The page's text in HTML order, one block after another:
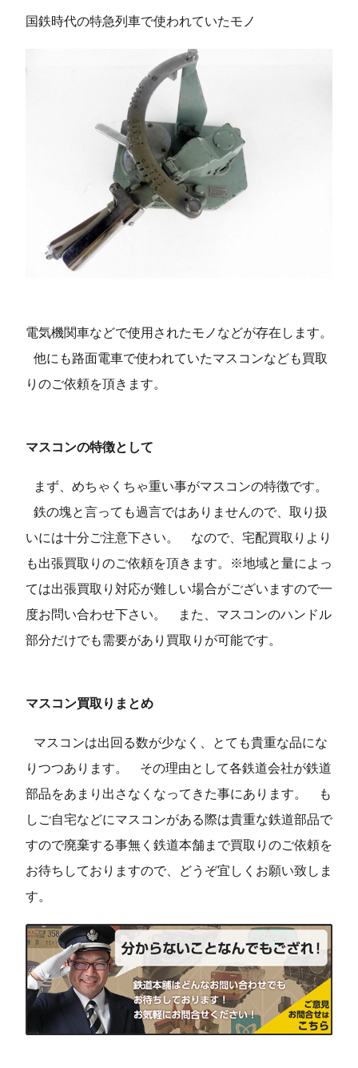
国鉄時代の特急列車で使われていたモノ
電気機関車などで使用されたモノなどが存在します。
他にも路面電車で使われていたマスコンなども買取
りのご依頼を頂きます。
マスコンの特徴として
まず、めちゃくちゃ重い事がマスコンの特徴です。
鉄の塊と言っても過言ではありませんので、取り扱
いには十分ご注意下さい。
なので、宅配買取りより
も出張買取りのご依頼を頂きます。※地域と量によっ
ては出張買取り対応が難しい場合がございますので一
度お問い合わせ下さい。
また、マスコンのハンドル
部分だけでも需要があり買取りが可能です。
マスコン買取りまとめ
マスコンは出回る数が少なく、とても貴重な品にな
りつつあります。
その理由として各鉄道会社が鉄道
部品をあまり出さなくなってきた事にあります。
も
しご自宅などにマスコンがある際は貴重な鉄道部品で
すので廃棄する事無く鉄道本舗まで買取りのご依頼を
お待ちしておりますので、どうぞ宜しくお願い致しま
す。